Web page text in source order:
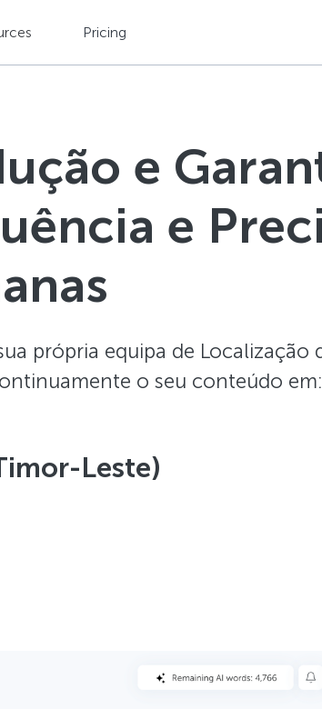
Pricing
e
e
própria equipa de Localização
o seu conteúdo em:
Leste)